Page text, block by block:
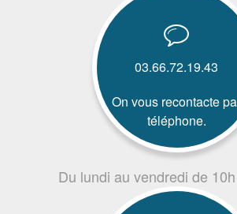
03.66.72.19.43
On vous recontacte
téléphone.
Du lundi au vendredi de